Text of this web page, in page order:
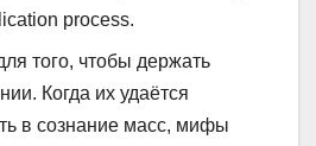
process.
того, чтобы держать
Когда их удаётся
в сознание масс, мифы